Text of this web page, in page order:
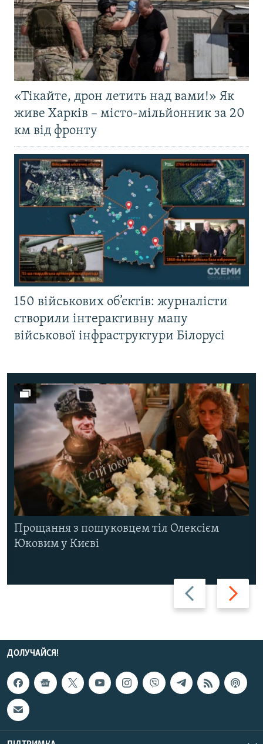
«Тікайте, дрон летить над вами!» Як
живе Харків – місто-мільйонник за 20
км від фронту
150 військових об’єктів: журналісти
створили інтерактивну мапу
військової інфраструктури Білорусі
Назад Вперед
Прощання з пошуковцем тіл Олексієм
Юковим у Києві
ДОЛУЧАЙСЯ!